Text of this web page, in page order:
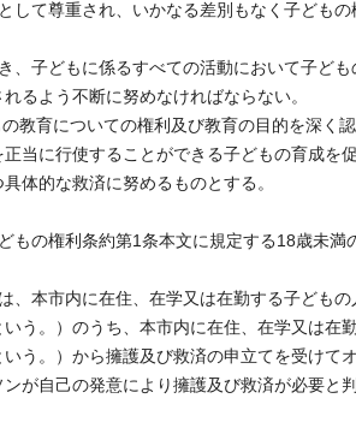
て尊重され、いかなる差別もなく子どもの
子どもに係るすべての活動において子ども
るよう不断に努めなければならない。
教育についての権利及び教育の目的を深く
当に行使することができる子どもの育成を
体的な救済に努めるものとする。
の権利条約第1条本文に規定する18歳未満
本市内に在住、在学又は在勤する子どもの
う。）のうち、本市内に在住、在学又は在
う。）から擁護及び救済の申立てを受けて
が自己の発意により擁護及び救済が必要と判